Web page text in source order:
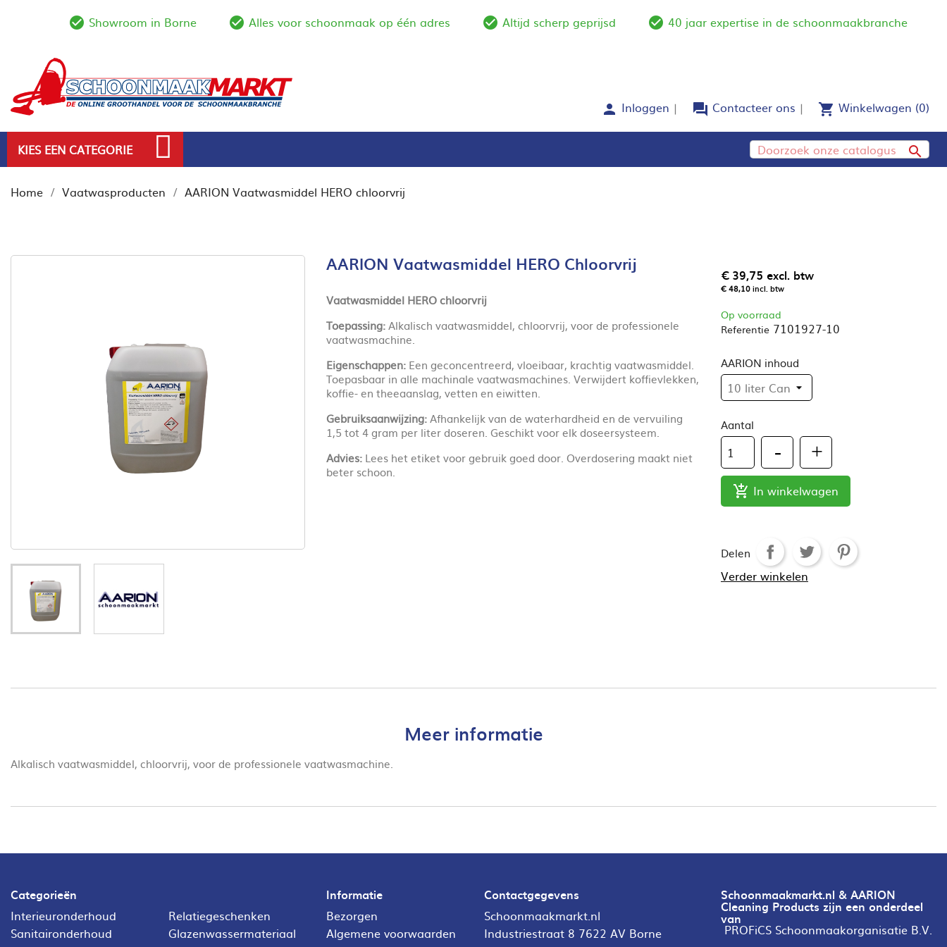
check_circle_outline
Showroom in Borne check_circle_outline
Alles voor schoonmaak op één adres check_circle_outline
Altijd scherp geprijsd check_circle_outline
40 jaar expertise in de schoonmaakbranche
person Inloggen forum Contacteer ons shopping_cart Winkelwagen (0)
KIES EEN CATEGORIE 
Home Vaatwasproducten AARION Vaatwasmiddel HERO chloorvrij
AARION Vaatwasmiddel HERO Chloorvrij
Vaatwasmiddel HERO chloorvrij
Toepassing:Alkalisch vaatwasmiddel, chloorvrij, voor de professionele
vaatwasmachine.
Eigenschappen:Een geconcentreerd, vloeibaar, krachtig vaatwasmiddel.
Toepasbaar in alle machinale vaatwasmachines. Verwijdert koffievlekken,
koffie- en theeaanslag, vetten en eiwitten.
Gebruiksaanwijzing:Afhankelijk van de waterhardheid en de vervuiling
1,5 tot 4 gram per liter doseren. Geschikt voor elk doseersysteem.
Advies:Lees het etiket voor gebruik goed door. Overdosering maakt niet
beter schoon.
€ 39,75 excl. btw
€ 48,10incl. btw
Op voorraad
Referentie 7101927-10
AARION inhoud
Aantal
 In winkelwagen
Delen
Verder winkelen
Meer informatie
Alkalisch vaatwasmiddel, chloorvrij, voor de professionele vaatwasmachine.
Categorieën
Interieuronderhoud
Sanitaironderhoud
Relatiegeschenken
Glazenwassermateriaal
Informatie
Bezorgen
Algemene voorwaarden
Contactgegevens
Schoonmaakmarkt.nl
Industriestraat 8 7622 AV Borne
Schoonmaakmarkt.nl & AARION
Cleaning Products zijn een onderdeel
van
PROFiCS Schoonmaakorganisatie B.V.